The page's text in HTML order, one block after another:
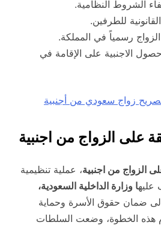
الشروط النظامية.
للطرفين.
رسمياً في المملكة.
الاجنبية على الإقامة في
زواج سعودي من أجنبية
على الزواج من اجنبية
الزواج من اجنبية، عملية تنظيمية
عليها وزارة الداخلية السعودية،
ضمان حقوق الأسرة وحماية
هذه الخطوة، وضعت السلطات